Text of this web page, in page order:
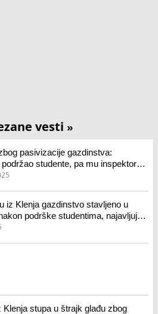
vesti »
pasivizacije gazdinstva:
studente, pa mu inspektor
na vrata
iz Klenja gazdinstvo stavljeno u
podrške studentima, najavljuje
sam mrtav čovek. Imam dvoje male
Klenja stupa u štrajk glađu zbog